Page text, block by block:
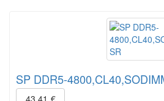
SP DDR5-
43,41 €